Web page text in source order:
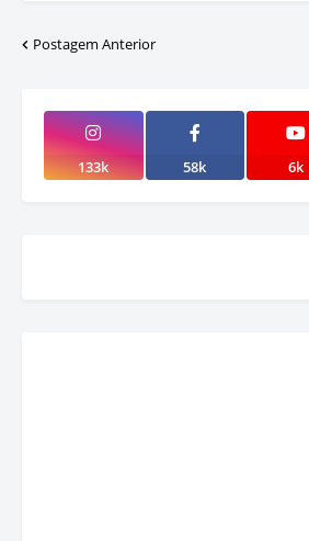
Postagem Anterior
133k 58k 6k